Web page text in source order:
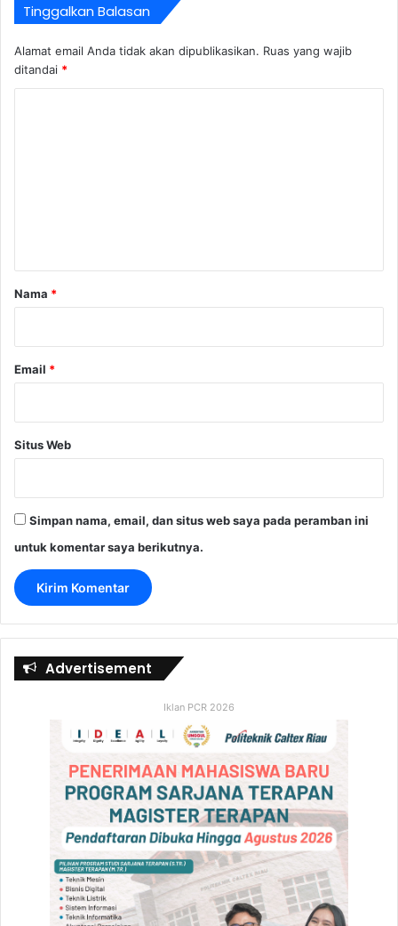
Tinggalkan Balasan
Alamat email Anda tidak akan dipublikasikan. Ruas yang wajib
ditandai *
rNama *
Email *
Situs Web
Simpan nama, email, dan situs web saya pada peramban ini
untuk komentar saya berikutnya.
Advertisement
Iklan PCR 2026